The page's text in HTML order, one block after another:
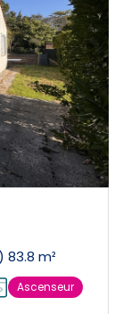
Maison 3 pièce(s) 2 chambre(s) 83.8 m²
Ascenseur